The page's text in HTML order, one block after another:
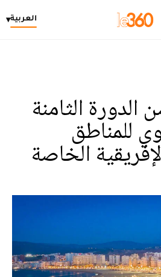
العربية▾
الثامنة
للمناطق
الخاصة